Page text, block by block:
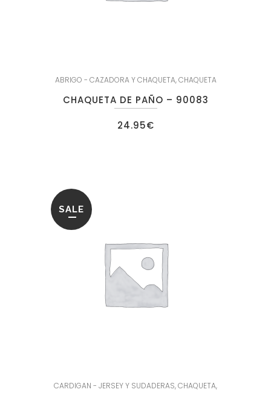
ABRIGO - CAZADORA Y CHAQUETA,CHAQUETA
CHAQUETA DE PAÑO – 90083
24.95€
SALE
CARDIGAN - JERSEY Y SUDADERAS,CHAQUETA,